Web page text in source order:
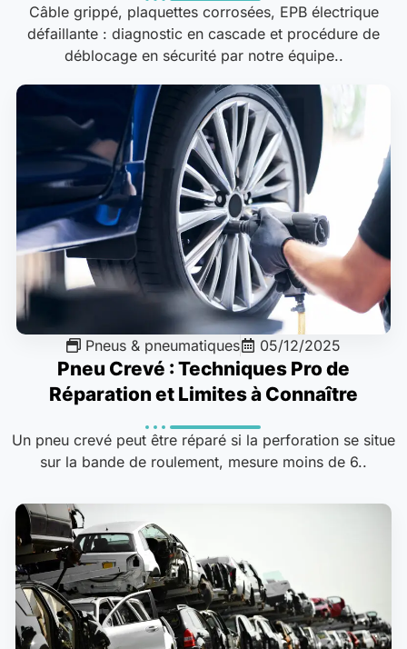
Câble grippé, plaquettes corrosées, EPB électrique
défaillante : diagnostic en cascade et procédure de
déblocage en sécurité par notre équipe..
Pneus & pneumatiques 05/12/2025
Pneu Crevé : Techniques Pro de
Réparation et Limites à Connaître
Un pneu crevé peut être réparé si la perforation se situe
sur la bande de roulement, mesure moins de 6..